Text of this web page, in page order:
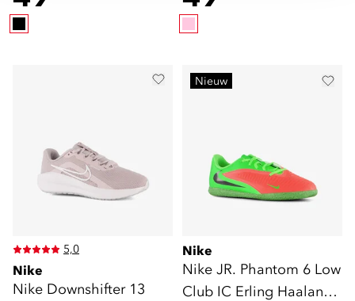
5,0
Nike
Nike Downshifter 13
Nieuw
Nike
Nike JR. Phantom 6 Low
Club IC Erling Haaland